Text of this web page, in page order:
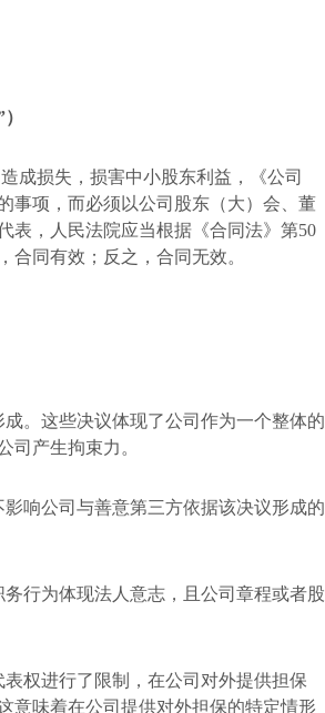
成损失，损害中小股东利益，《公司
事项，而必须以公司股东（大）会、董
表，人民法院应当根据《合同法》第50
同有效；反之，合同无效。
。这些决议体现了公司作为一个整体的
司产生拘束力。
响公司与善意第三方依据该决议形成的
行为体现法人意志，且公司章程或者股
权进行了限制，在公司对外提供担保
意味着在公司提供对外担保的特定情形